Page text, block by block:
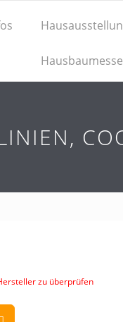
zu überprüfen